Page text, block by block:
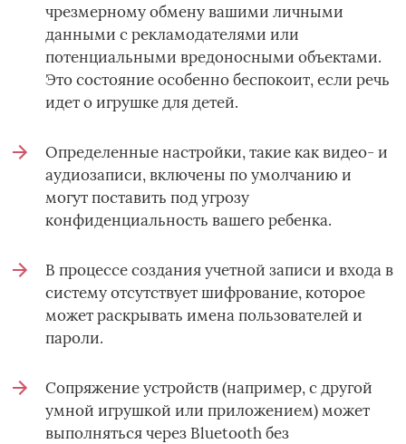
чрезмерному обмену вашими личными
данными с рекламодателями или
потенциальными вредоносными объектами.
Это состояние особенно беспокоит, если речь
идет о игрушке для детей.
Определенные настройки, такие как видео- и
аудиозаписи, включены по умолчанию и
могут поставить под угрозу
конфиденциальность вашего ребенка.
В процессе создания учетной записи и входа в
систему отсутствует шифрование, которое
может раскрывать имена пользователей и
пароли.
Сопряжение устройств (например, с другой
умной игрушкой или приложением) может
выполняться через Bluetooth без